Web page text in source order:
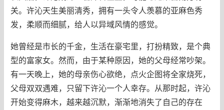
关。许沁天生美丽清秀，拥有一头令人羡慕的亚麻色秀
发，柔顺而细腻，给人以异域风情的感觉。
她曾经是市长的千金，生活在豪宅里，打扮精致，是个典
型的富家女。然而，由于某种原因，她的父母经常吵架。
有一天晚上，她的母亲伤心欲绝，点火企图将全家烧死，
父母双双遇难，只留下许沁一个人幸存。从那时起，许沁
开始变得麻木，越来越沉默，渐渐地消失了自己的存在